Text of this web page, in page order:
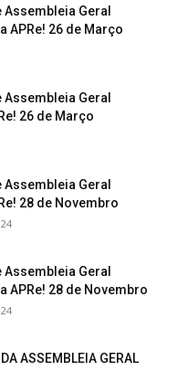
Geral
APRe! 26 de Março
Geral
26 de Março
Geral
28 de Novembro
Geral
APRe! 28 de Novembro
ASSEMBLEIA GERAL